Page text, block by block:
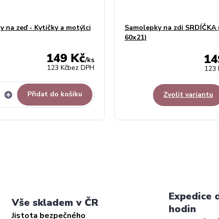
na zeď - Kytičky a motýlci
149 Kč/ks
123 Kčbez DPH
Přidat do košíku
Samolepky na zdi SRDÍČKA
60x21)
123
Zvolit variantu
Vše skladem v ČR
Jistota bezpečného
Expedice
hodin